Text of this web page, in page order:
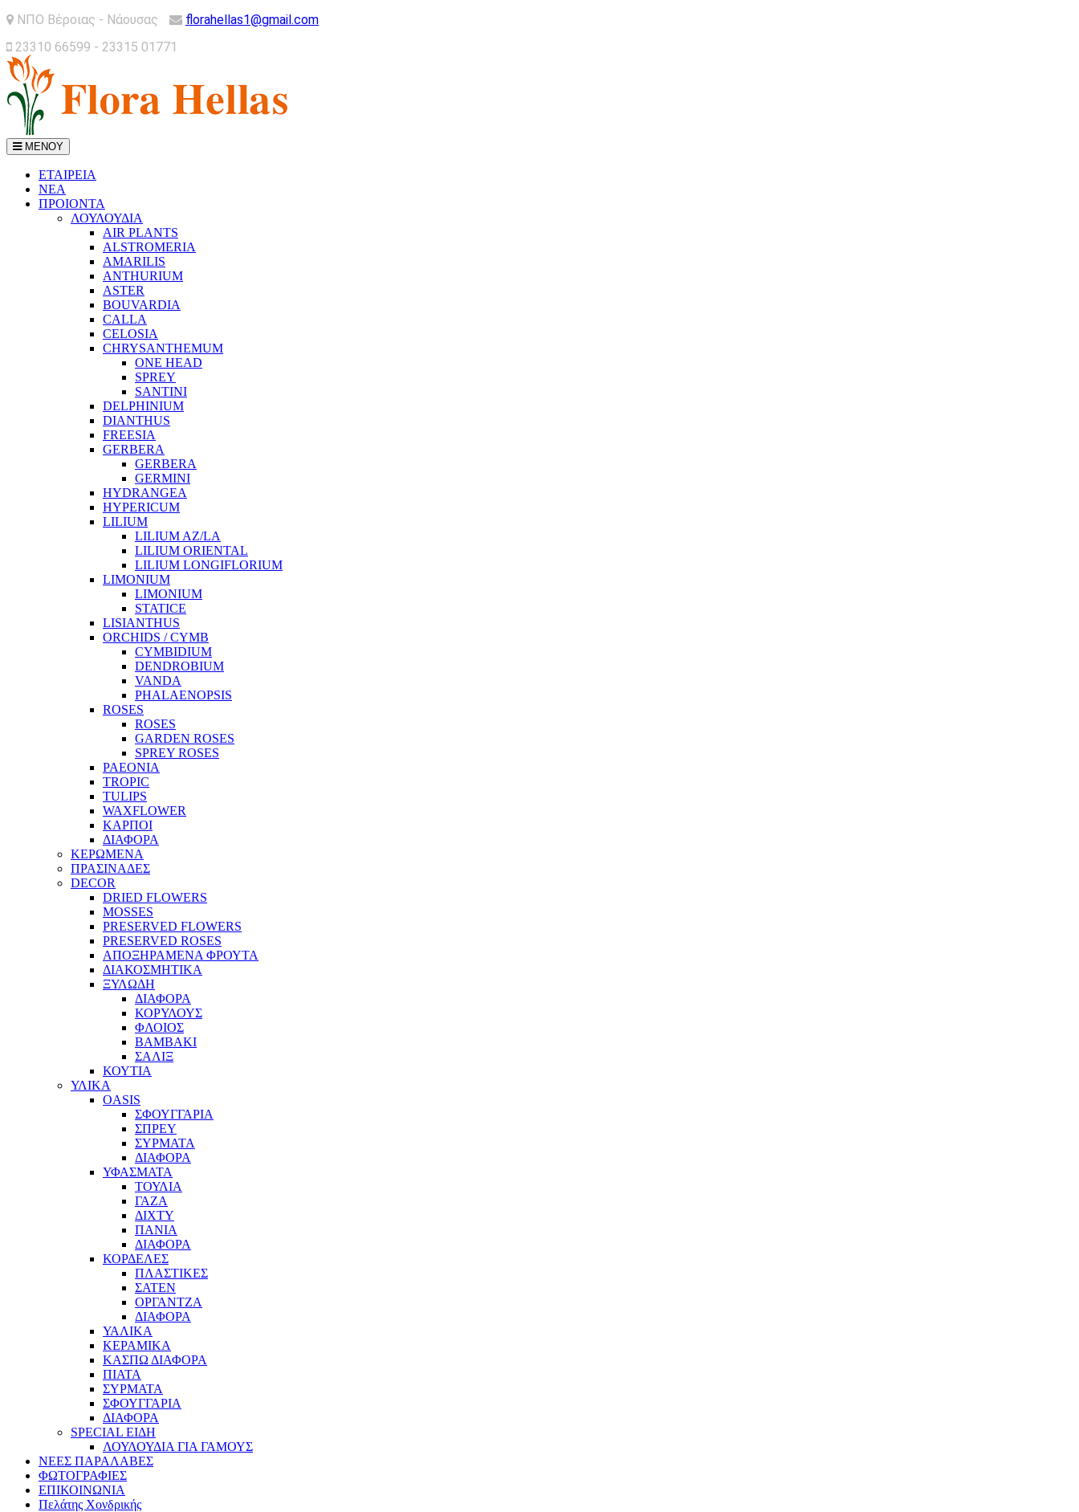
ΝΠΟ Βέροιας - Νάουσας
florahellas1@gmail.com
23310 66599 - 23315 01771
ΜΕΝΟΥ
ΕΤΑΙΡΕΙΑ
ΝΕΑ
ΠΡΟΙΟΝΤΑ
ΛΟΥΛΟΥΔΙΑ
AIR PLANTS
ALSTROMERIA
AMARILIS
ANTHURIUM
ASTER
BOUVARDIA
CALLA
CELOSIA
CHRYSANTHEMUM
ONE HEAD
SPREY
SANTINI
DELPHINIUM
DIANTHUS
FREESIA
GERBERA
GERBERA
GERMINI
HYDRANGEA
HYPERICUM
LILIUM
LILIUM AZ/LA
LILIUM ORIENTAL
LILIUM LONGIFLORIUM
LIMONIUM
LIMONIUM
STATICE
LISIANTHUS
ORCHIDS / CYMB
CYMBIDIUM
DENDROBIUM
VANDA
PHALAENOPSIS
ROSES
ROSES
GARDEN ROSES
SPREY ROSES
PAEONIA
TROPIC
TULIPS
WAXFLOWER
ΚΑΡΠΟΙ
ΔΙΑΦΟΡΑ
ΚΕΡΩΜΕΝΑ
ΠΡΑΣΙΝΑΔΕΣ
DECOR
DRIED FLOWERS
MOSSES
PRESERVED FLOWERS
PRESERVED ROSES
ΑΠΟΞΗΡΑΜΕΝΑ ΦΡΟΥΤΑ
ΔΙΑΚΟΣΜΗΤΙΚΑ
ΞΥΛΩΔΗ
ΔΙΑΦΟΡΑ
ΚΟΡΥΛΟΥΣ
ΦΛΟΙΟΣ
ΒΑΜΒΑΚΙ
ΣΑΛΙΞ
ΚΟΥΤΙΑ
ΥΛΙΚΑ
OASIS
ΣΦΟΥΓΓΑΡΙΑ
ΣΠΡΕΥ
ΣΥΡΜΑΤΑ
ΔΙΑΦΟΡΑ
ΥΦΑΣΜΑΤΑ
ΤΟΥΛΙΑ
ΓΑΖΑ
ΔΙΧΤΥ
ΠΑΝΙΑ
ΔΙΑΦΟΡΑ
ΚΟΡΔΕΛΕΣ
ΠΛΑΣΤΙΚΕΣ
ΣΑΤΕΝ
ΟΡΓΑΝΤΖΑ
ΔΙΑΦΟΡΑ
ΥΑΛΙΚΑ
ΚΕΡΑΜΙΚΑ
ΚΑΣΠΩ ΔΙΑΦΟΡΑ
ΠΙΑΤΑ
ΣΥΡΜΑΤΑ
ΣΦΟΥΓΓΑΡΙΑ
ΔΙΑΦΟΡΑ
SPECIAL ΕΙΔΗ
ΛΟΥΛΟΥΔΙΑ ΓΙΑ ΓΑΜΟΥΣ
ΝΕΕΣ ΠΑΡΑΛΑΒΕΣ
ΦΩΤΟΓΡΑΦΙΕΣ
ΕΠΙΚΟΙΝΩΝΙΑ
Πελάτης Χονδρικής